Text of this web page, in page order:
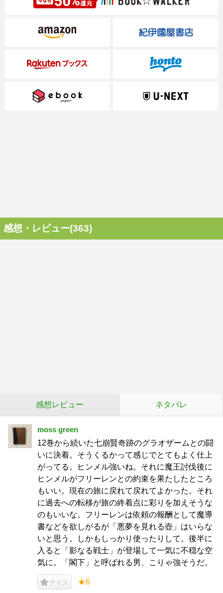
感想・レビュー(363)
感想レビュー ネタバレ
moss green
12巻から続いた七崩賢奇跡のグラオザームとの闘
いに決着。そうくるかって感じでとてもよく仕上
がってる。ヒンメル強いね。それに魔王討伐後に
ヒンメルがフリーレンとの約束を果たしたところ
もいい。現在の旅に戻れて戻れてよかった。それ
に過去への転移が旅の終着点に彩りを加えそうな
のもいいな。フリーレンは依頼の報酬として魔導
書などを欲しがるが「悪夢を見れる壺」はいらな
いと思う。しかもしっかり使ったりして。後半に
入ると「影なる戦士」が登場して一気に不穏な空
気に。「閣下」と呼ばれる男、こりゃ強そうだ。
ナイス ★6